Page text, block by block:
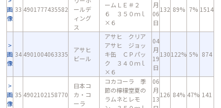
画
像
33 4901777435582
ールデ
ィング
ス
ームＬＥ＃２
６ ３５０ｍｌ
×６
月
06
日
132 89% 7% 1514
画
像
34 4901004063335
アサヒ
ビール
アサヒ クリア
アサヒ ジョッ
キ缶 ＣＰパッ
ク ３４０ｍｌ
×６
04
月
19
日
130122% 5% 874
画
像
35 4902102158770
日本コ
カ・コ
ーラ
コカコーラ 季
節の檸檬堂夏の
ラムネとレモ
06
月
13
126 84% 47% 141